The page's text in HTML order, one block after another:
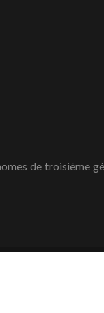
de troisième